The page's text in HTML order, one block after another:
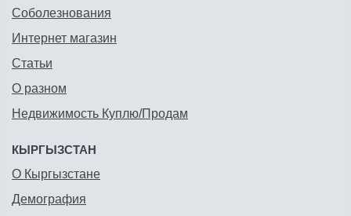
Соболезнования
Интернет магазин
Статьи
О разном
Недвижимость Куплю/Продам
КЫРГЫЗСТАН
О Кыргызстане
Демография